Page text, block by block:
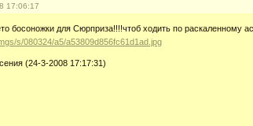
17:06:17
босоножки для Сюрприза!!!!чтоб ходить по раскаленному
(24-3-2008 17:17:31)